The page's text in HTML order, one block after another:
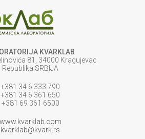
KVARKLAB
81, 34000 Kragujevac
Republika SRBIJA
+381 34 6 333 790
+381 34 6 361 650
+381 69 361 6500
www.kvarklab.com
kvarklab@kvark.rs